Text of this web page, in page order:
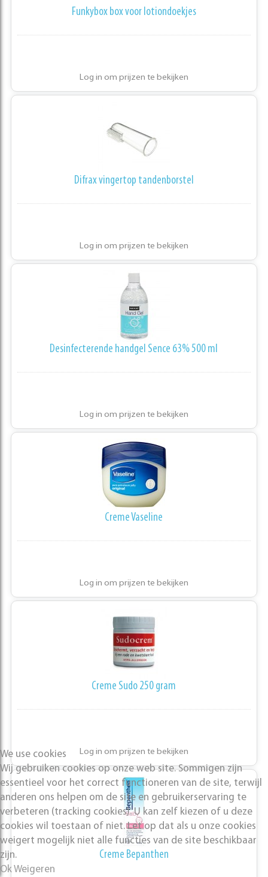
Funkybox box voor lotiondoekjes
Log in om prijzen te bekijken
Difrax vingertop tandenborstel
Log in om prijzen te bekijken
Desinfecterende handgel Sence 63% 500 ml
Log in om prijzen te bekijken
Creme Vaseline
Log in om prijzen te bekijken
Creme Sudo 250 gram
Log in om prijzen te bekijken
Creme Bepanthen
We use cookies
Wij gebruiken cookies op onze web site. Sommigen zijn
essentieel voor het correct functioneren van de site, terwijl
anderen ons helpen om de site en gebruikerservaring te
verbeteren (tracking cookies). U kan zelf kiezen of u deze
cookies wil toestaan of niet. Let op dat als u onze cookies
weigert mogelijk niet alle functies van de site beschikbaar
zijn.
OkWeigeren